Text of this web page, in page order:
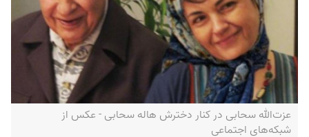
عزت‌الله سحابی در کنار دخترش هاله سحابی - عکس از
شبکه‌های اجتماعی